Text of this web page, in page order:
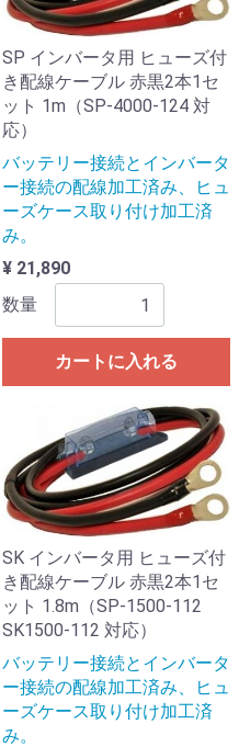
SP インバータ用 ヒューズ付
き配線ケーブル 赤黒2本1セ
ット 1m（SP-4000-124 対
応）
バッテリー接続とインバータ
ー接続の配線加工済み、ヒュ
ーズケース取り付け加工済
み。
¥ 21,890
数量
カートに入れる
SK インバータ用 ヒューズ付
き配線ケーブル 赤黒2本1セ
ット 1.8m（SP-1500-112
SK1500-112 対応）
バッテリー接続とインバータ
ー接続の配線加工済み、ヒュ
ーズケース取り付け加工済
み。